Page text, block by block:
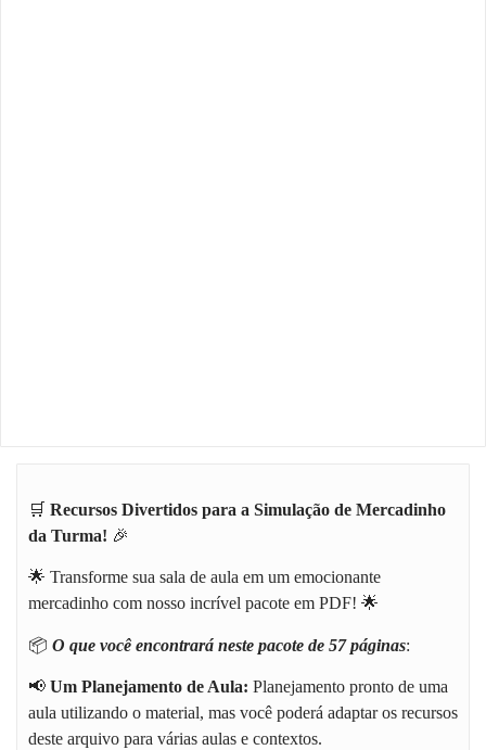
🛒 Recursos Divertidos para a Simulação de Mercadinho
da Turma! 🎉
🌟 Transforme sua sala de aula em um emocionante
mercadinho com nosso incrível pacote em PDF! 🌟
📦 O que você encontrará neste pacote de 57 páginas:
📢 Um Planejamento de Aula: Planejamento pronto de uma
aula utilizando o material, mas você poderá adaptar os recursos
deste arquivo para várias aulas e contextos.